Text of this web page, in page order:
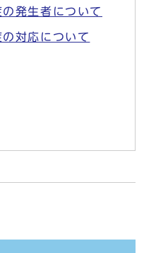
発生者について
対応について